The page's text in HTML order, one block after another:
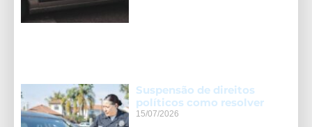
Suspensão de direitos
políticos como resolver
15/07/2026